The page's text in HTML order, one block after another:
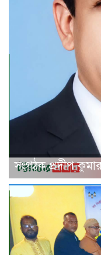
সংগঠক প্রদীপ